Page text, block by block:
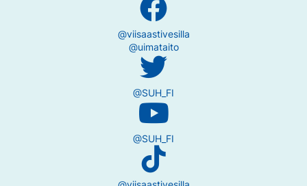
@viisaastivesilla
@uimataito
@SUH_FI
@SUH_FI